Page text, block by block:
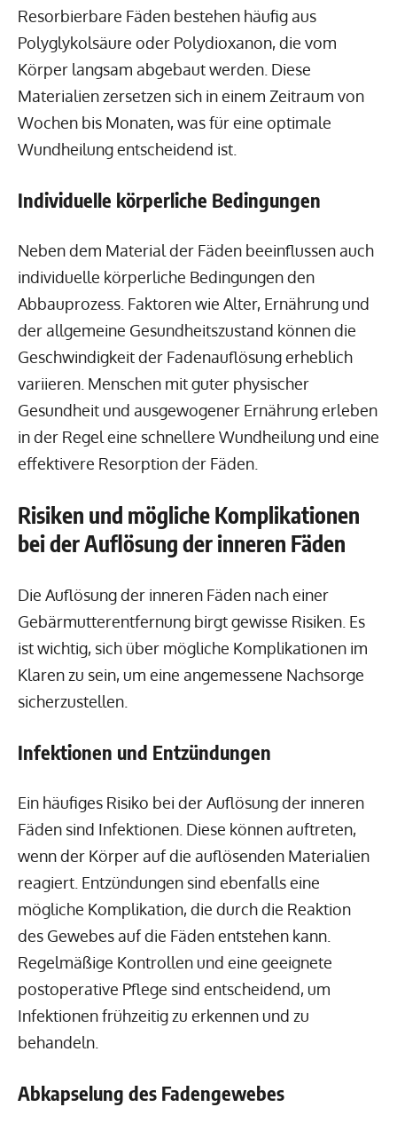
Resorbierbare Fäden bestehen häufig aus
Polyglykolsäure oder Polydioxanon, die vom
Körper langsam abgebaut werden. Diese
Materialien zersetzen sich in einem Zeitraum von
Wochen bis Monaten, was für eine optimale
Wundheilung entscheidend ist.
Individuelle körperliche Bedingungen
Neben dem Material der Fäden beeinflussen auch
individuelle körperliche Bedingungen den
Abbauprozess. Faktoren wie Alter, Ernährung und
der allgemeine Gesundheitszustand können die
Geschwindigkeit der Fadenauflösung erheblich
variieren. Menschen mit guter physischer
Gesundheit und ausgewogener Ernährung erleben
in der Regel eine schnellere Wundheilung und eine
effektivere Resorption der Fäden.
Risiken und mögliche Komplikationen
bei der Auflösung der inneren Fäden
Die Auflösung der inneren Fäden nach einer
Gebärmutterentfernung birgt gewisse Risiken. Es
ist wichtig, sich über mögliche Komplikationen im
Klaren zu sein, um eine angemessene Nachsorge
sicherzustellen.
Infektionen und Entzündungen
Ein häufiges Risiko bei der Auflösung der inneren
Fäden sind Infektionen. Diese können auftreten,
wenn der Körper auf die auflösenden Materialien
reagiert. Entzündungen sind ebenfalls eine
mögliche Komplikation, die durch die Reaktion
des Gewebes auf die Fäden entstehen kann.
Regelmäßige Kontrollen und eine geeignete
postoperative Pflege sind entscheidend, um
Infektionen frühzeitig zu erkennen und zu
behandeln.
Abkapselung des Fadengewebes